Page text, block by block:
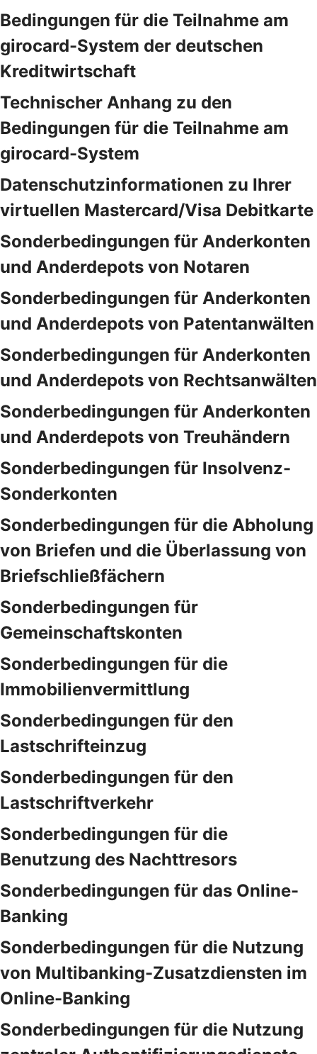
Bedingungen für die Teilnahme am
girocard-System der deutschen
Kreditwirtschaft
Technischer Anhang zu den
Bedingungen für die Teilnahme am
girocard-System
Datenschutzinformationen zu Ihrer
virtuellen Mastercard/Visa Debitkarte
Sonderbedingungen für Anderkonten
und Anderdepots von Notaren
Sonderbedingungen für Anderkonten
und Anderdepots von Patentanwälten
Sonderbedingungen für Anderkonten
und Anderdepots von Rechtsanwälten
Sonderbedingungen für Anderkonten
und Anderdepots von Treuhändern
Sonderbedingungen für Insolvenz-
Sonderkonten
Sonderbedingungen für die Abholung
von Briefen und die Überlassung von
Briefschließfächern
Sonderbedingungen für
Gemeinschaftskonten
Sonderbedingungen für die
Immobilienvermittlung
Sonderbedingungen für den
Lastschrifteinzug
Sonderbedingungen für den
Lastschriftverkehr
Sonderbedingungen für die
Benutzung des Nachttresors
Sonderbedingungen für das Online-
Banking
Sonderbedingungen für die Nutzung
von Multibanking-Zusatzdiensten im
Online-Banking
Sonderbedingungen für die Nutzung